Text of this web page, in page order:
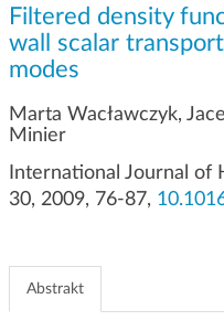
Filtered density
wall scalar
modes
Marta Wacławczyk,
Minier
International Journal of
30, 2009, 76-87,
Abstrakt